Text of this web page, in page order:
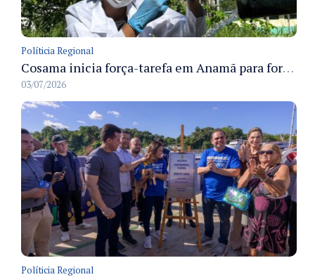
Políticia Regional
Cosama inicia força-tarefa em Anamã para fortalecer abastecimento de água e segurança hídrica da população
03/07/2026
Políticia Regional